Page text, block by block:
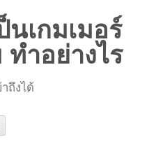
นเกมเมอร์
ำอย่างไร
ถึงได้
ข้าม
ยัง